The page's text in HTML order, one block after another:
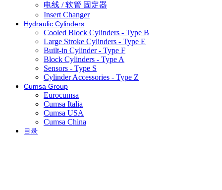
电线 / 软管 固定器
Insert Changer
Hydraulic Cylinders
Cooled Block Cylinders - Type B
Large Stroke Cylinders - Type E
Built-in Cylinder - Type F
Block Cylinders - Type A
Sensors - Type S
Cylinder Accessories - Type Z
Cumsa Group
Eurocumsa
Cumsa Italia
Cumsa USA
Cumsa China
目录